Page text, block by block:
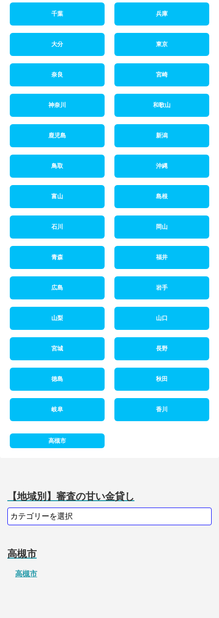
千葉 兵庫
大分 東京
奈良 宮崎
神奈川 和歌山
鹿児島 新潟
鳥取 沖縄
富山 島根
石川 岡山
青森 福井
広島 岩手
山梨 山口
宮城 長野
徳島 秋田
岐阜 香川
高槻市
【地域別】審査の甘い金貸し
高槻市
高槻市